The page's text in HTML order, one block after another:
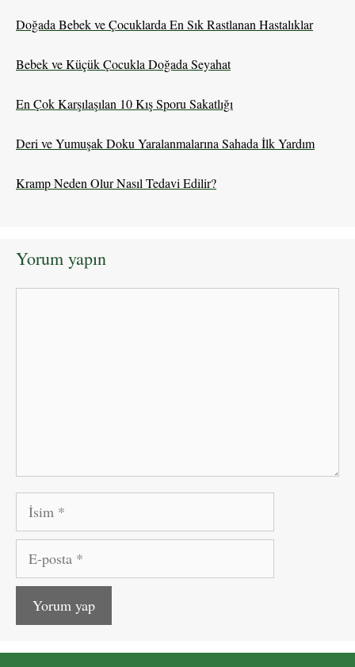
Doğada Bebek ve Çocuklarda En Sık Rastlanan Hastalıklar
Bebek ve Küçük Çocukla Doğada Seyahat
En Çok Karşılaşılan 10 Kış Sporu Sakatlığı
Deri ve Yumuşak Doku Yaralanmalarına Sahada İlk Yardım
Kramp Neden Olur Nasıl Tedavi Edilir?
Yorum yapın
İsim
posta